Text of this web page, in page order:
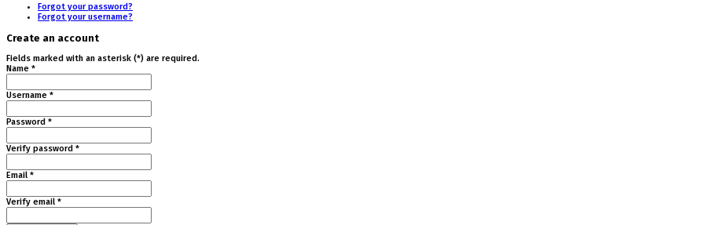
Forgot your password?
Forgot your username?
Create an account
Fields marked with an asterisk (*) are required.
Name *
Username *
Password *
Verify password *
Email *
Verify email *